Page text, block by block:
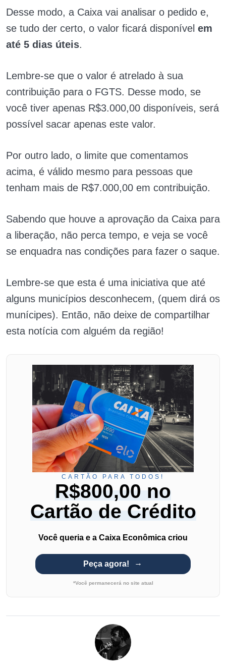
Desse modo, a Caixa vai analisar o pedido e,
se tudo der certo, o valor ficará disponível em
até 5 dias úteis.
Lembre-se que o valor é atrelado à sua
contribuição para o FGTS. Desse modo, se
você tiver apenas R$3.000,00 disponíveis, será
possível sacar apenas este valor.
Por outro lado, o limite que comentamos
acima, é válido mesmo para pessoas que
tenham mais de R$7.000,00 em contribuição.
Sabendo que houve a aprovação da Caixa para
a liberação, não perca tempo, e veja se você
se enquadra nas condições para fazer o saque.
Lembre-se que esta é uma iniciativa que até
alguns municípios desconhecem, (quem dirá os
munícipes). Então, não deixe de compartilhar
esta notícia com alguém da região!
CARTÃO PARA TODOS!
R$800,00 no
Cartão de Crédito
Você queria e a Caixa Econômica criou
Peça agora!
*Você permanecerá no site atual